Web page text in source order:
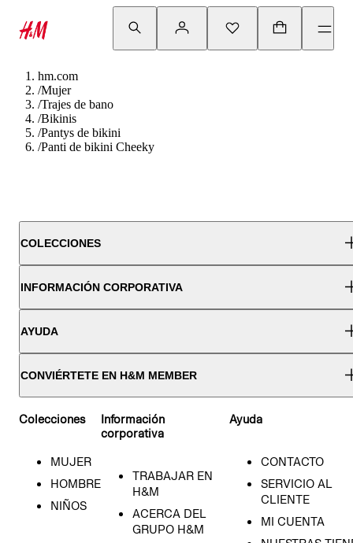
hm.com
/Mujer
/Trajes de bano
/Bikinis
/Pantys de bikini
/Panti de bikini Cheeky
COLECCIONES
INFORMACIÓN CORPORATIVA
AYUDA
CONVIÉRTETE EN H&M MEMBER
Colecciones
MUJER
HOMBRE
NIÑOS
Información
corporativa
TRABAJAR EN
H&M
ACERCA DEL
GRUPO H&M
Ayuda
CONTACTO
SERVICIO AL
CLIENTE
MI CUENTA